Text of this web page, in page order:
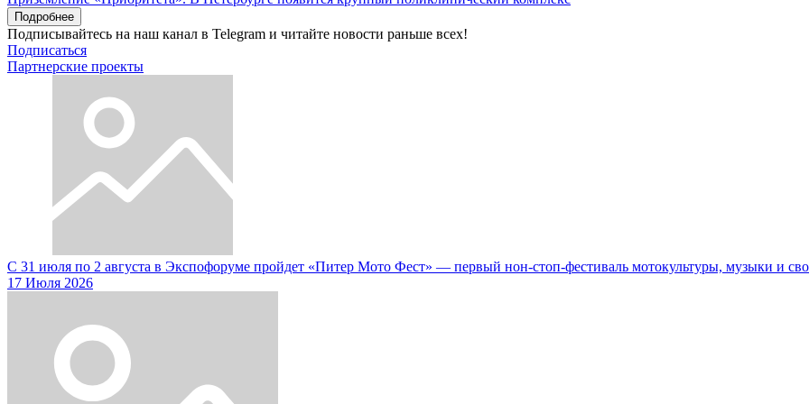
Подробнее
Подписывайтесь на наш канал в Telegram и читайте новости раньше всех!
Подписаться
Партнерские проекты
С 31 июля по 2 августа в Экспофоруме пройдет «Питер Мото Фест» — первый нон-стоп-фестиваль мотокультуры, музыки и
17 Июля 2026